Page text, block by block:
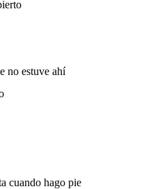
no estuve ahí
cuando hago pie